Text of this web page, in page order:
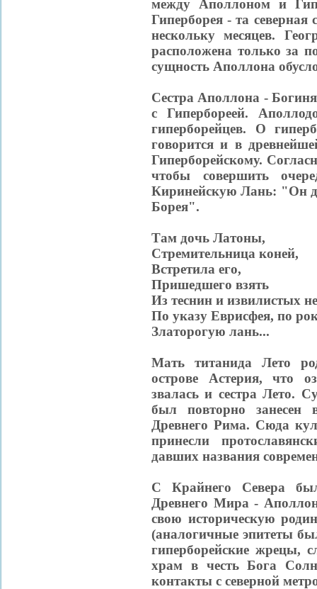
между Аполлоном и
Гиперборея - та северная
нескольку месяцев.
расположена только за
сущность Аполлона
Сестра Аполлона -
с Гипербореей.
гиперборейцев. О
говорится и в
Гиперборейскому.
чтобы совершить
Киринейскую Лань: "Он
Борея".
Там дочь Латоны,
Стремительница коней,
Встретила его,
Пришедшего взять
Из теснин и извилистых
По указу Еврисфея, по
Златорогую лань...
Мать титанида Лето
острове Астерия, что
звалась и сестра Лето.
был повторно занесен
Древнего Рима. Сюда
принесли
давших названия
С Крайнего Севера
Древнего Мира -
свою историческую
(аналогичные эпитеты
гиперборейские жрецы,
храм в честь Бога
контакты с северной